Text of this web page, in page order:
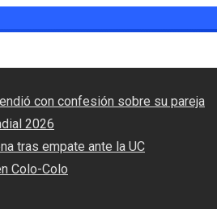
con confesión sobre su pareja
2026
tras empate ante la UC
Colo-Colo